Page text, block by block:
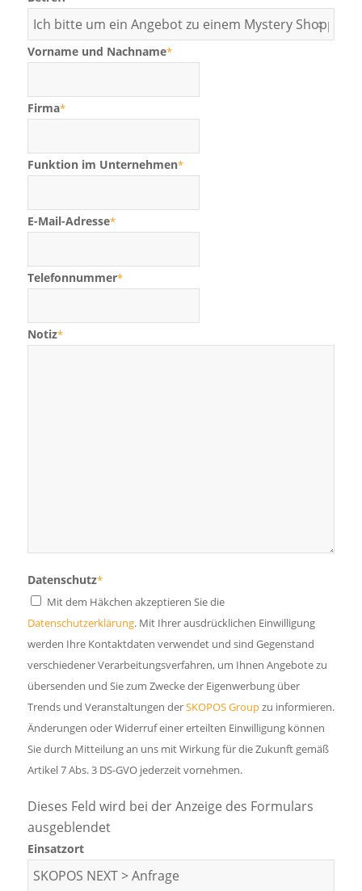
Vorname und Nachname*
Firma*
Funktion im Unternehmen*
E-Mail-Adresse*
Telefonnummer*
Notiz*
Datenschutz*
Mit dem Häkchen akzeptieren Sie die
Datenschutzerklärung. Mit Ihrer ausdrücklichen Einwilligung
werden Ihre Kontaktdaten verwendet und sind Gegenstand
verschiedener Verarbeitungsverfahren, um Ihnen Angebote zu
übersenden und Sie zum Zwecke der Eigenwerbung über
Trends und Veranstaltungen derSKOPOS Groupzu informieren.
Änderungen oder Widerruf einer erteilten Einwilligung können
Sie durch Mitteilung an uns mit Wirkung für die Zukunft gemäß
Artikel 7 Abs. 3 DS-GVO jederzeit vornehmen.
Dieses Feld wird bei der Anzeige des Formulars
ausgeblendet
Einsatzort